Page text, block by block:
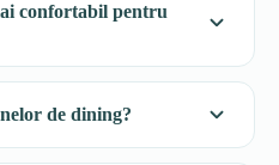
confortabil pentru
de dining?